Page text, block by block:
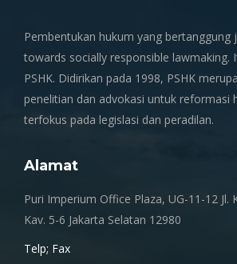
Pembentukan hukum yang bertanggung
towards socially responsible lawmaking.
PSHK. Didirikan pada 1998, PSHK
penelitian dan advokasi untuk reformasi
terfokus pada legislasi dan peradilan.
Alamat
Puri Imperium Office Plaza, UG-11-12 Jl.
Kav. 5-6 Jakarta Selatan 12980
Telp; Fax